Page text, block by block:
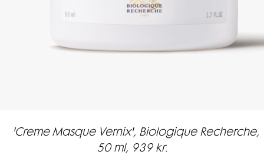
'Creme Masque Vernix', Biologique Recherche,
50 ml, 939 kr.